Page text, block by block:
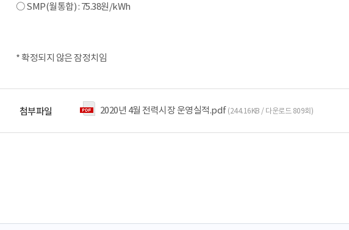
○ SMP(월통합) : 75.38원/kWh
* 확정되지 않은 잠정치임
첨부파일 2020년 4월 전력시장 운영실적.pdf (244.16KB / 다운로드 809회)